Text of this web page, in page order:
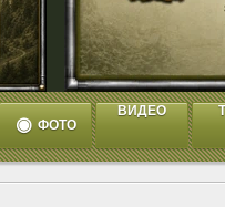
◉ ФОТО
ВИДЕО